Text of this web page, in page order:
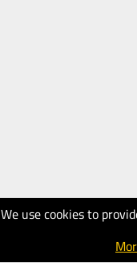
We use cookies to